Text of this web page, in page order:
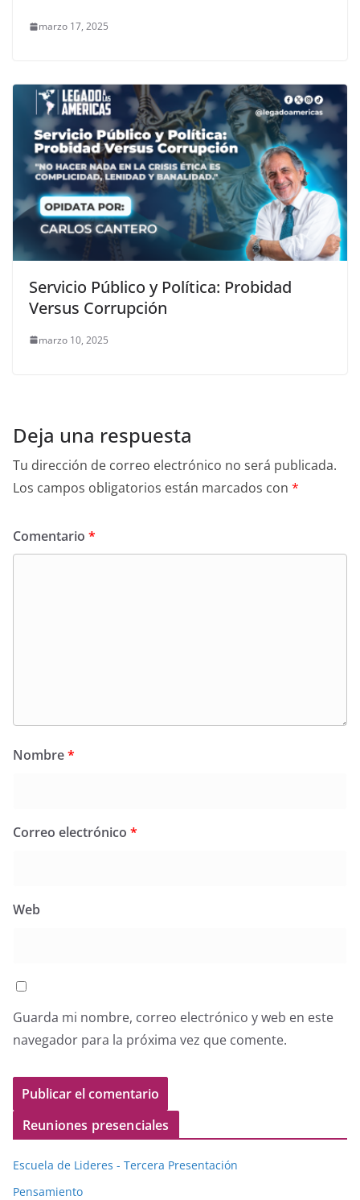
marzo 17, 2025
Servicio Público y Política: Probidad
Versus Corrupción
marzo 10, 2025
Deja una respuesta
Tu dirección de correo electrónico no será publicada.
Los campos obligatorios están marcados con *
Comentario *
Nombre*
Correo electrónico *
Web
Guarda mi nombre, correo electrónico y web en este
navegador para la próxima vez que comente.
Reuniones presenciales
Escuela de Lideres - Tercera Presentación
Pensamiento